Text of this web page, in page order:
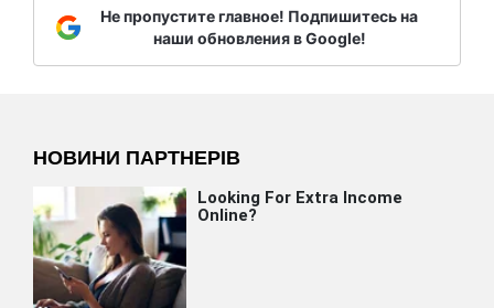
Не пропустите главное! Подпишитесь на
наши обновления в Google!